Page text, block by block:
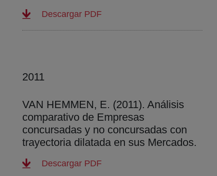
Descargar PDF(abre en nueva ventana)
2011
VAN HEMMEN, E. (2011). Análisis
comparativo de Empresas
concursadas y no concursadas con
trayectoria dilatada en sus Mercados.
Descargar PDF(abre en nueva ventana)